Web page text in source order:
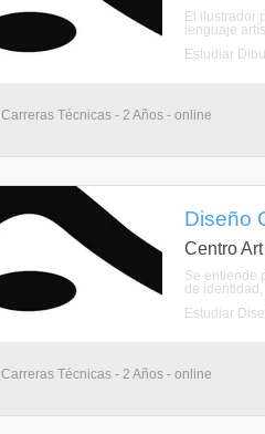
El ilustrador
lenguaje
Estudiar
Carreras Técnicas - 2 Años - online
Diseño
Centro
Se entiende
de
Estudiar
Carreras Técnicas - 2 Años - online